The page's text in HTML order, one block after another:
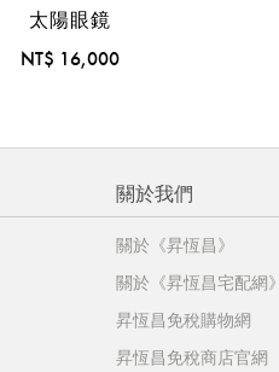
太陽眼鏡
NT$ 16,000
關於我們
關於《昇恆昌》
關於《昇恆昌宅配網》
昇恆昌免稅購物網
昇恆昌免稅商店官網